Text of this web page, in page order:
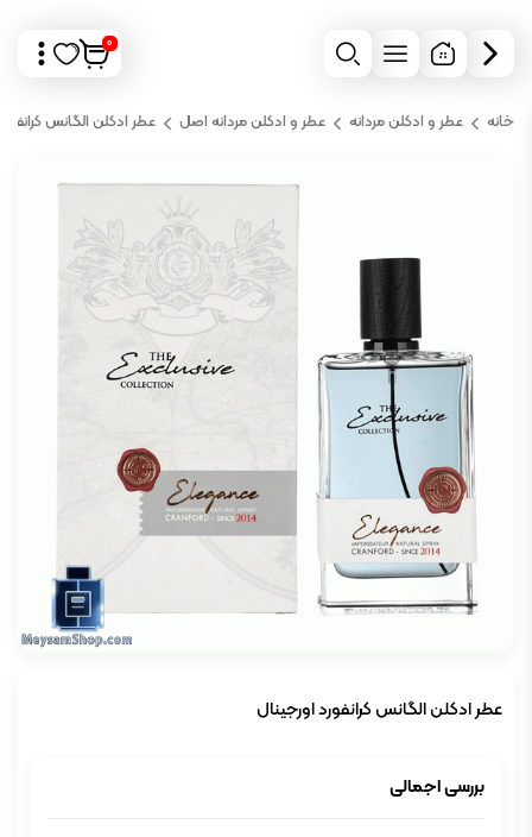
0
خانه عطر و ادکلن مردانه عطر و ادکلن مردانه اصل عطر ادکلن الگانس
عطر ادکلن الگانس کرانفورد اورجینال
بررسی اجمالی